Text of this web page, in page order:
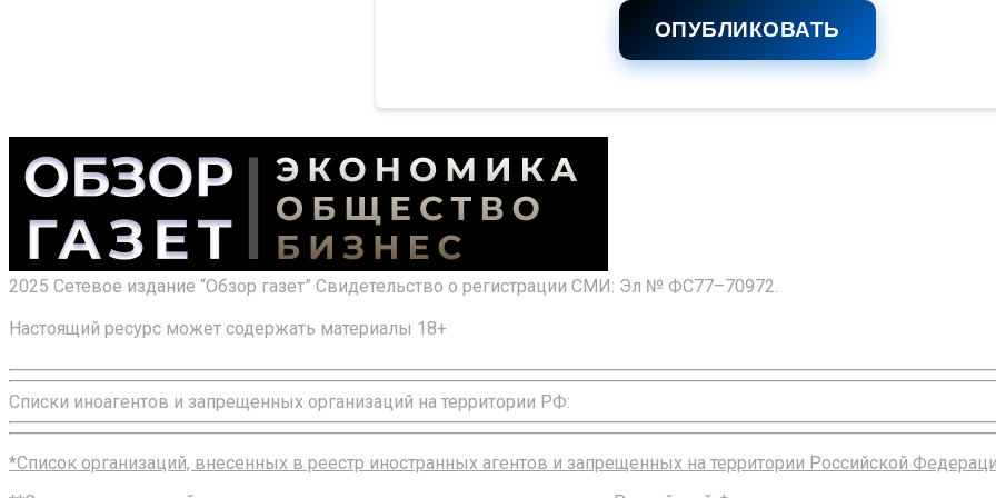
ОПУБЛИКОВАТЬ
2025 Сетевое издание “Обзор газет” Свидетельство о регистрации СМИ: Эл № ФС77–70972.
Настоящий ресурс может содержать материалы 18+
Списки иноагентов и запрещенных организаций на территории РФ:
*Список организаций, внесенных в реестр иностранных агентов и запрещенных на территории Российской